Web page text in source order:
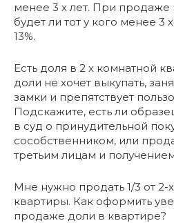
менее 3 х лет. При
будет ли тот у кого менее 3
13%.
Есть доля в 2 х комнатной
доли не хочет выкупать,
замки и препятствует
Подскажите, есть ли
в суд о принудительной
сособственником, или
третьим лицам и
Мне нужно продать 1/3 от 2-
квартиры. Как оформить
продаже доли в квартире?